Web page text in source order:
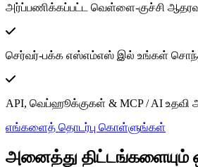
அர்ப்பணிக்கப்பட்ட வெள்ளை-குச்சி
செர்வர்-பக்க எஸ்எம்எஸ் இல் உங்கள்
API, வெப்ஹூக்குகள் & MCP / AI உதவி
எங்களைத் தொடர்பு கொள்ளுங்கள்
அனைத்து திட்டங்களையும்